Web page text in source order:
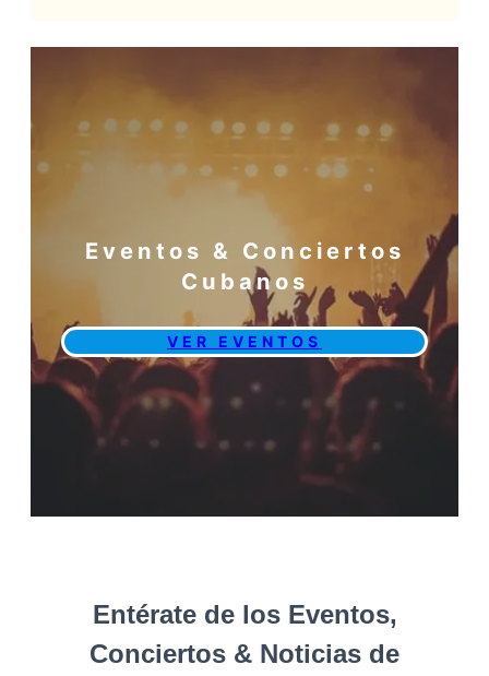
Eventos & Conciertos
Cubanos
VER EVENTOS
Entérate de los Eventos,
Conciertos & Noticias de